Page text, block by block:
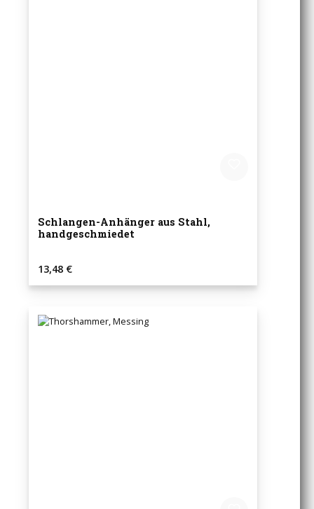
Schlangen-Anhänger aus Stahl,
handgeschmiedet
Regulärer Preis:
13,48 €